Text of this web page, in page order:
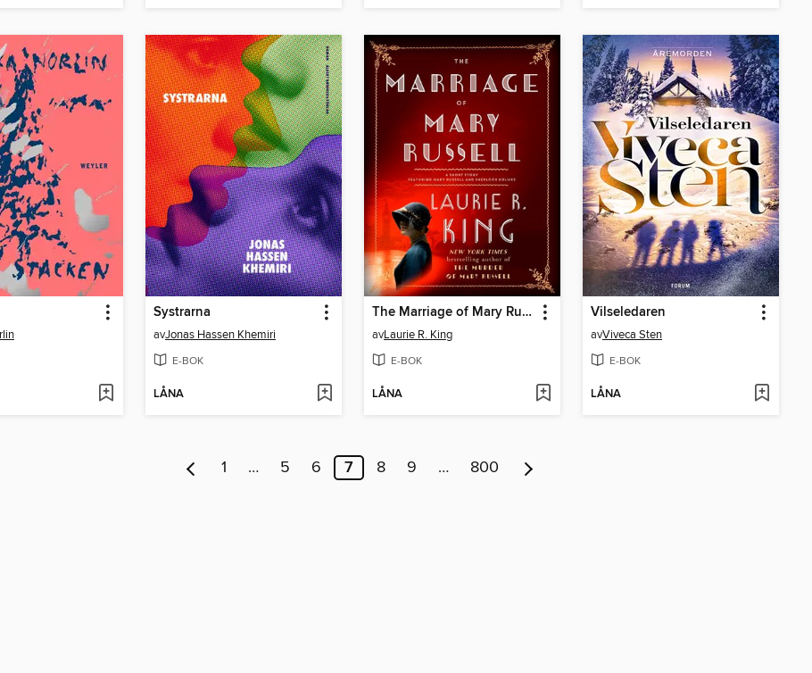
Systrarna
avJonas Hassen Khemiri
E-BOK
LÅNA
The Marriage of Mary Russell
avLaurie R. King
E-BOK
LÅNA
Vilseledaren
avViveca Sten
E-BOK
LÅNA
1 … 5 6 7 8 9 … 800